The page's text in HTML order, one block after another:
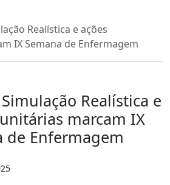
Realística e ações
IX Semana de Enfermagem
Realística e
marcam IX
de Enfermagem